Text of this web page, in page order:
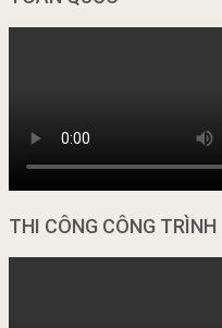
THI CÔNG CÔNG TRÌNH